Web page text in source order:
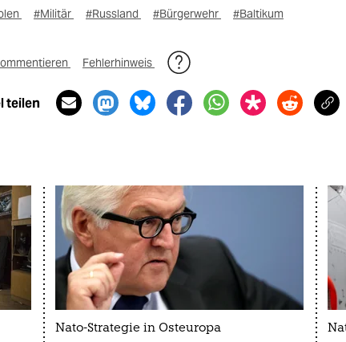
#Militär #Russland #Bürgerwehr #Baltikum
Fehlerhinweis
teilen
Nato-Strategie in Osteuropa